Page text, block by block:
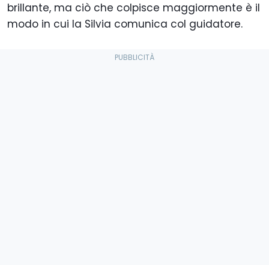
brillante, ma ciò che colpisce maggiormente è il
modo in cui la Silvia comunica col guidatore.